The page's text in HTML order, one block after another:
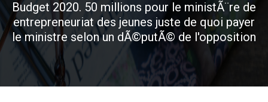
Budget 2020. 50 millions pour le ministÃ¨re de
entrepreneuriat des jeunes juste de quoi payer
le ministre selon un dÃ©putÃ© de l'opposition